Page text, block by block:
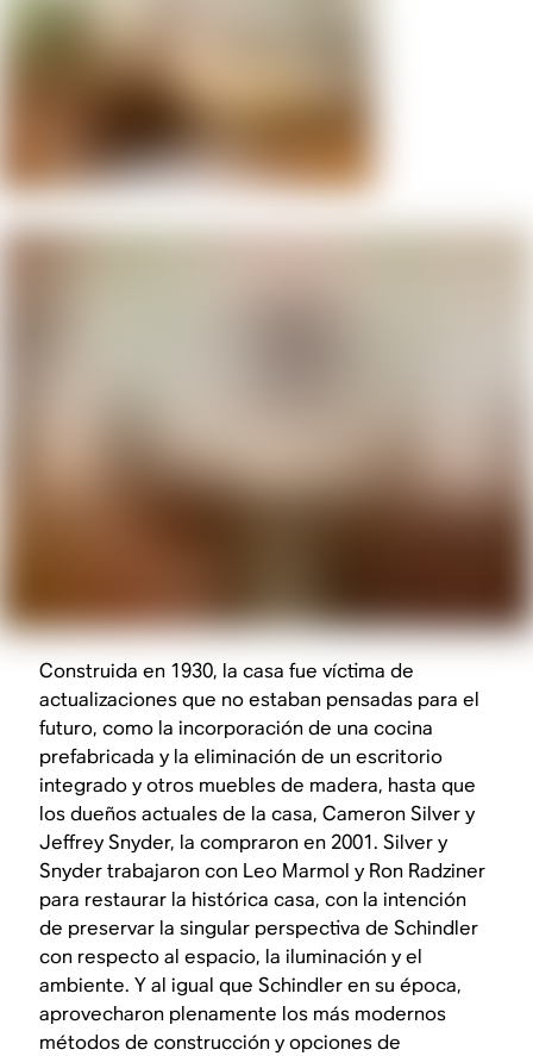
Construida en 1930, la casa fue víctima de
actualizaciones que no estaban pensadas para el
futuro, como la incorporación de una cocina
prefabricada y la eliminación de un escritorio
integrado y otros muebles de madera, hasta que
los dueños actuales de la casa, Cameron Silver y
Jeffrey Snyder, la compraron en 2001. Silver y
Snyder trabajaron con Leo Marmol y Ron Radziner
para restaurar la histórica casa, con la intención
de preservar la singular perspectiva de Schindler
con respecto al espacio, la iluminación y el
ambiente. Y al igual que Schindler en su época,
aprovecharon plenamente los más modernos
métodos de construcción y opciones de